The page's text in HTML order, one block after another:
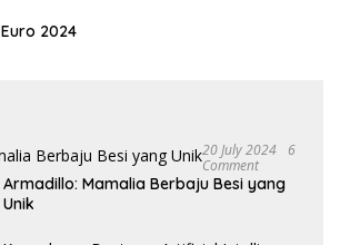
Euro 2024
20 July 2024
6
Comment
Armadillo: Mamalia Berbaju Besi yang
Unik